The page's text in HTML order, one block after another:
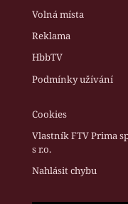
Volná místa
Reklama
HbbTV
Podmínky užívání
Cookies
Vlastník FTV Prima
s r.o.
Nahlásit chybu